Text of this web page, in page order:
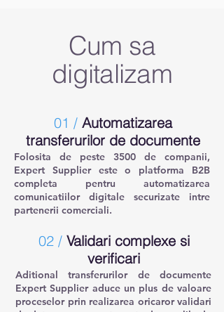
Cum sa
digitalizam
01 / Automatizarea
transferurilor de documente
Folosita de peste 3500 de companii,
Expert Supplier este o platforma B2B
completa pentru automatizarea
comunicatiilor digitale securizate intre
partenerii comerciali.
02 / Validari complexe si
verificari
Aditional transferurilor de documente
Expert Supplier aduce un plus de valoare
proceselor prin realizarea oricaror validari